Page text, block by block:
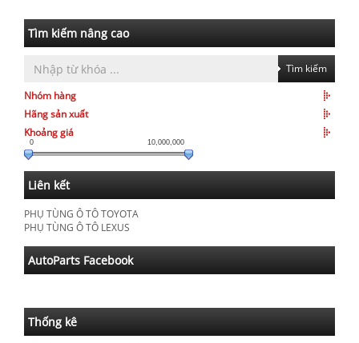
Tìm kiếm nâng cao
Tìm kiếm
Nhóm hàng
Hãng sản xuất
Khoảng giá
0 10,000,000
Liên kết
PHỤ TÙNG Ô TÔ TOYOTA
PHỤ TÙNG Ô TÔ LEXUS
AutoParts Facebook
Thống kê